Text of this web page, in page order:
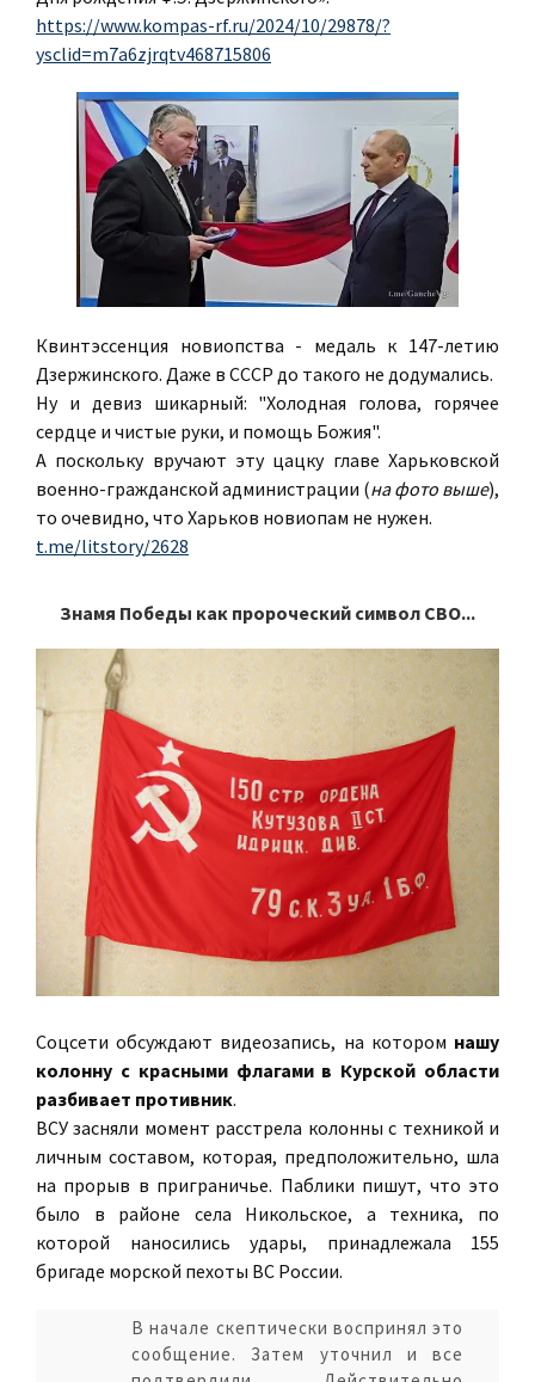
https://www.kompas-rf.ru/2024/10/29878/?
ysclid=m7a6zjrqtv468715806
Квинтэссенция новиопства - медаль к 147-летию
Дзержинского. Даже в СССР до такого не додумались.
Ну и девиз шикарный: "Холодная голова, горячее
сердце и чистые руки, и помощь Божия".
А поскольку вручают эту цацку главе Харьковской
военно-гражданской администрации (на фото выше),
то очевидно, что Харьков новиопам не нужен.
t.me/litstory/2628
Знамя Победы как пророческий символ СВО...
Соцсети обсуждают видеозапись, на котором нашу
колонну с красными флагами в Курской области
разбивает противник.
ВСУ засняли момент расстрела колонны с техникой и
личным составом, которая, предположительно, шла
на прорыв в приграничье. Паблики пишут, что это
было в районе села Никольское, а техника, по
которой наносились удары, принадлежала 155
бригаде морской пехоты ВС России.
В начале скептически воспринял это
сообщение. Затем уточнил и все